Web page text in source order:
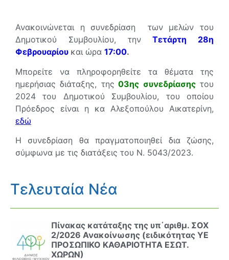
Ανακοινώνεται η συνεδρίαση των μελών του
Δημοτικού Συμβουλίου, τηνΤετάρτη 28η
Φεβρουαρίου και ώρα 17:00.
Μπορείτε να πληροφορηθείτε τα θέματα της
ημερήσιας διάταξης, της 03ης συνεδρίασηςτου
2024 του Δημοτικού Συμβουλίου, του οποίου
Πρόεδρος είναι η κα Αλεξοπούλου Αικατερίνη,
εδώ
Η συνεδρίαση θα πραγματοποιηθεί δια ζώσης,
σύμφωνα με τις διατάξεις του Ν. 5043/2023.
Τελευταία Νέα
Πίνακας κατάταξης της υπ΄αριθμ. ΣΟΧ
2/2026 Ανακοίνωσης (ειδικότητας ΥΕ
ΠΡΟΣΩΠΙΚΟ ΚΑΘΑΡΙΟΤΗΤΑ ΕΣΩΤ.
ΧΩΡΩΝ)